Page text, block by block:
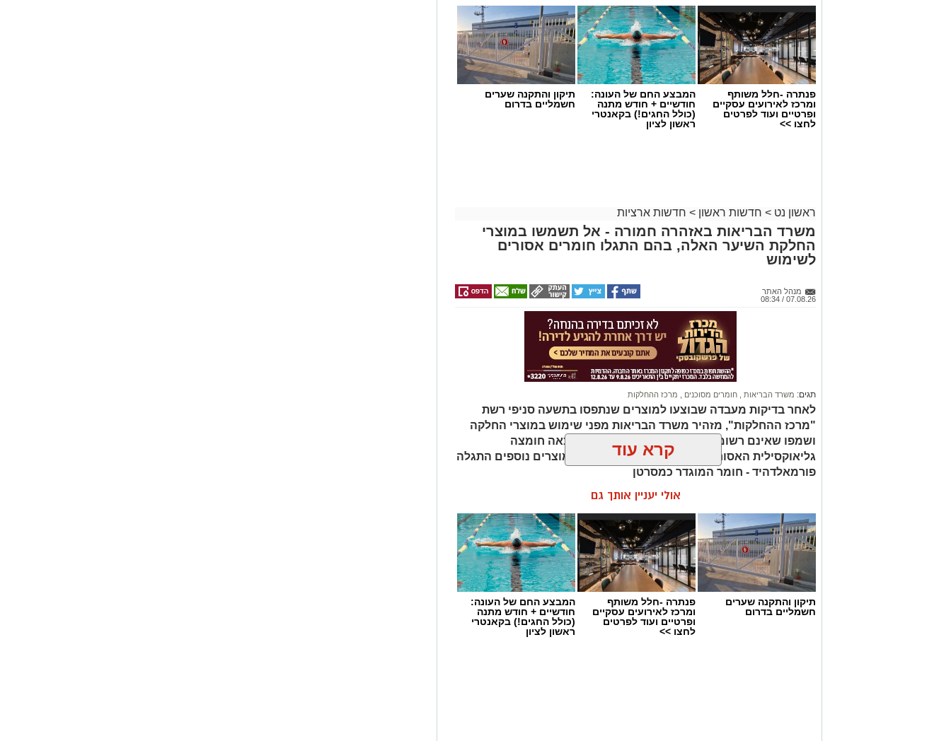
פנתרה -חלל משותף
ומרכז לאירועים עסקיים
ופרטיים ועוד לפרטים
לחצו >>
המבצע החם של העונה:
חודשיים + חודש מתנה
(כולל החגים!) בקאנטרי
ראשון לציון
תיקון והתקנה שערים
חשמליים בדרום
ראשון נט > חדשות ראשון > חדשות ארציות
משרד הבריאות באזהרה חמורה - אל תשמשו במוצרי
החלקת השיער האלה, בהם התגלו חומרים אסורים
לשימוש
מנהל האתר
07.08.26 / 08:34
תגים: משרד הבריאות חומרים מסוכנים מרכז ההחלקות
לאחר בדיקות מעבדה שבוצעו למוצרים שנתפסו בתשעה סניפי רשת
"מרכז ההחלקות", מזהיר משרד הבריאות מפני שימוש במוצרי החלקה
ושמפו שאינם רשומים כחוק. בחלק מהמוצרים נמצאה חומצה
גליאוקסילית האסורה לשימוש בהחלקות שיער, ובמוצרים נוספים התגלה
פורמאלדהיד - חומר המוגדר כמסרטן
קרא עוד
אולי יעניין אותך גם
תיקון והתקנה שערים
חשמליים בדרום
פנתרה -חלל משותף
ומרכז לאירועים עסקיים
ופרטיים ועוד לפרטים
לחצו >>
המבצע החם של העונה:
חודשיים + חודש מתנה
(כולל החגים!) בקאנטרי
ראשון לציון